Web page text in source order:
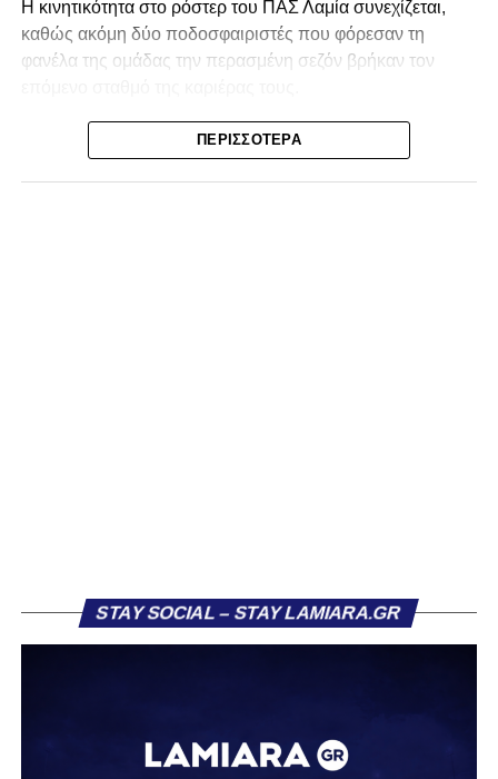
Η κινητικότητα στο ρόστερ του ΠΑΣ Λαμία συνεχίζεται,
καθώς ακόμη δύο ποδοσφαιριστές που φόρεσαν τη
φανέλα της ομάδας την περασμένη σεζόν βρήκαν τον
Ο λόγος για τον Βασίλη Τρούμπουλο και τον Χρυσόστομο
Στάγκο, οι οποίοι θα συνεχίσουν μαζί την ποδοσφαιρική
«Ο Α.Ο. Σαρωνικός Αναβύσσου ανακοινώνει την
περσινή σεζόν πραγματοποίησε γεμάτη χρονιά στη Γ’
ΠΕΡΙΣΣΌΤΕΡΑ
STAY SOCIAL – STAY LAMIARA.GR